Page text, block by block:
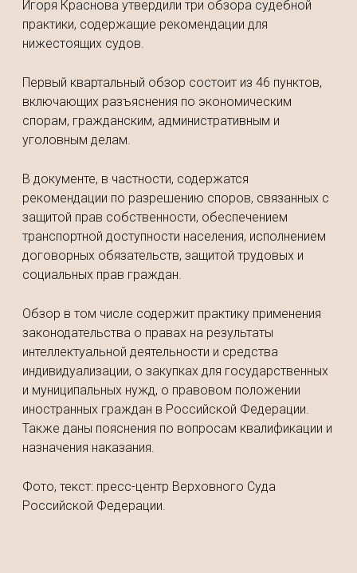
Игоря Краснова утвердили три обзора судебной
практики, содержащие рекомендации для
нижестоящих судов.
Первый квартальный обзор состоит из 46 пунктов,
включающих разъяснения по экономическим
спорам, гражданским, административным и
уголовным делам.
В документе, в частности, содержатся
рекомендации по разрешению споров, связанных с
защитой прав собственности, обеспечением
транспортной доступности населения, исполнением
договорных обязательств, защитой трудовых и
социальных прав граждан.
Обзор в том числе содержит практику применения
законодательства о правах на результаты
интеллектуальной деятельности и средства
индивидуализации, о закупках для государственных
и муниципальных нужд, о правовом положении
иностранных граждан в Российской Федерации.
Также даны пояснения по вопросам квалификации и
назначения наказания.
Фото, текст: пресс-центр Верховного Суда
Российской Федерации.